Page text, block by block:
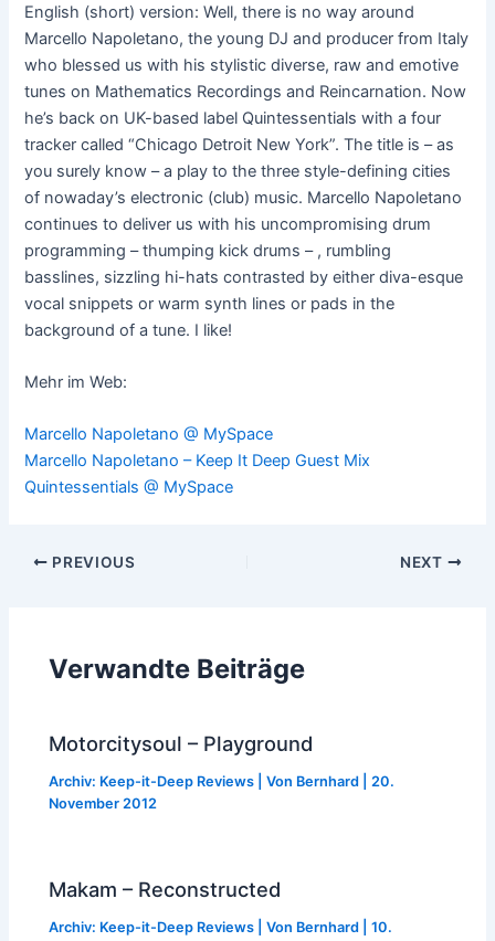
English (short) version: Well, there is no way around
Marcello Napoletano, the young DJ and producer from Italy
who blessed us with his stylistic diverse, raw and emotive
tunes on Mathematics Recordings and Reincarnation. Now
he’s back on UK-based label Quintessentials with a four
tracker called “Chicago Detroit New York”. The title is – as
you surely know – a play to the three style-defining cities
of nowaday’s electronic (club) music. Marcello Napoletano
continues to deliver us with his uncompromising drum
programming – thumping kick drums – , rumbling
basslines, sizzling hi-hats contrasted by either diva-esque
vocal snippets or warm synth lines or pads in the
background of a tune. I like!
Mehr im Web:
Marcello Napoletano @ MySpace
Marcello Napoletano – Keep It Deep Guest Mix
Quintessentials @ MySpace
Post
PREVIOUS NEXT
Verwandte Beiträge
Motorcitysoul – Playground
Archiv: Keep-it-Deep Reviews | Von Bernhard |20.
November 2012
Makam – Reconstructed
Archiv: Keep-it-Deep Reviews | Von Bernhard |10.